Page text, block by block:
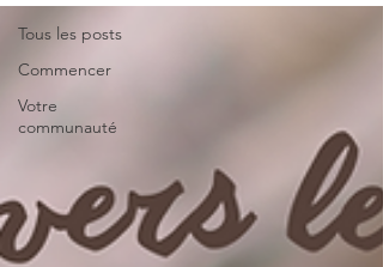
Tous les posts
Commencer
Votre
communauté